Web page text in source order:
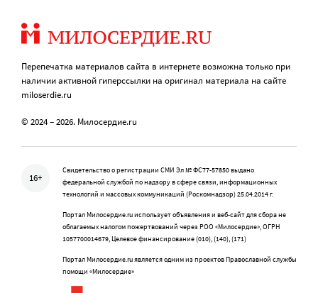
Перепечатка материалов сайта в интернете возможна только при
наличии активной гиперссылки на оригинал материала на сайте
miloserdie.ru
© 2024 – 2026. Милосердие.ru
16+
Свидетельство о регистрации СМИ Эл № ФС77-57850 выдано
федеральной службой по надзору в сфере связи, информационных
технологий и массовых коммуникаций (Роскомнадзор) 25.04.2014 г.
Портал Милосердие.ru использует объявления и веб-сайт для сбора не
облагаемых налогом пожертвований через РОО «Милосердие», ОГРН
1057700014679, Целевое финансирование (010), (140), (171)
Портал Милосердие.ru является одним из проектов Православной службы
помощи «Милосердие»